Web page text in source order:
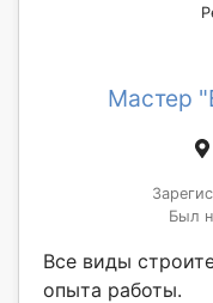
Мастер
Был
Все виды
опыта работы.